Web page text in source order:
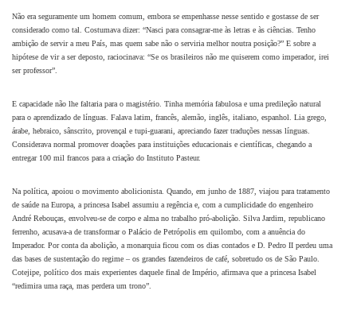
Não era seguramente um homem comum, embora se empenhasse nesse sentido e gostasse de ser
considerado como tal. Costumava dizer: “Nasci para consagrar-me às letras e às ciências. Tenho
ambição de servir a meu País, mas quem sabe não o serviria melhor noutra posição?” E sobre a
hipótese de vir a ser deposto, raciocinava: “Se os brasileiros não me quiserem como imperador, irei
ser professor”.
E capacidade não lhe faltaria para o magistério. Tinha memória fabulosa e uma predileção natural
para o aprendizado de línguas. Falava latim, francês, alemão, inglês, italiano, espanhol. Lia grego,
árabe, hebraico, sânscrito, provençal e tupi-guarani, apreciando fazer traduções nessas línguas.
Considerava normal promover doações para instituições educacionais e científicas, chegando a
entregar 100 mil francos para a criação do Instituto Pasteur.
Na política, apoiou o movimento abolicionista. Quando, em junho de 1887, viajou para tratamento
de saúde na Europa, a princesa Isabel assumiu a regência e, com a cumplicidade do engenheiro
André Rebouças, envolveu-se de corpo e alma no trabalho pró-abolição. Silva Jardim, republicano
ferrenho, acusava-a de transformar o Palácio de Petrópolis em quilombo, com a anuência do
Imperador. Por conta da abolição, a monarquia ficou com os dias contados e D. Pedro II perdeu uma
das bases de sustentação do regime – os grandes fazendeiros de café, sobretudo os de São Paulo.
Cotejipe, político dos mais experientes daquele final de Império, afirmava que a princesa Isabel
“redimira uma raça, mas perdera um trono”.